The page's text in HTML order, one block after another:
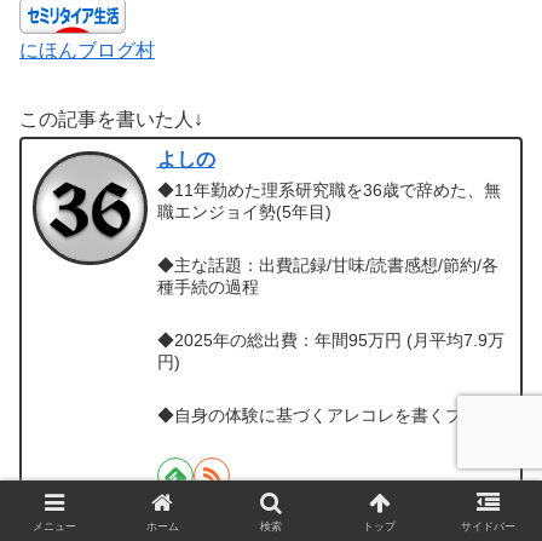
にほんブログ村
この記事を書いた人↓
よしの
◆11年勤めた理系研究職を36歳で辞めた、無
職エンジョイ勢(5年目)
◆主な話題：出費記録/甘味/読書感想/節約/各
種手続の過程
◆2025年の総出費：年間95万円 (月平均7.9万
円)
◆自身の体験に基づくアレコレを書くブログ
メニュー ホーム 検索 トップ サイドバー